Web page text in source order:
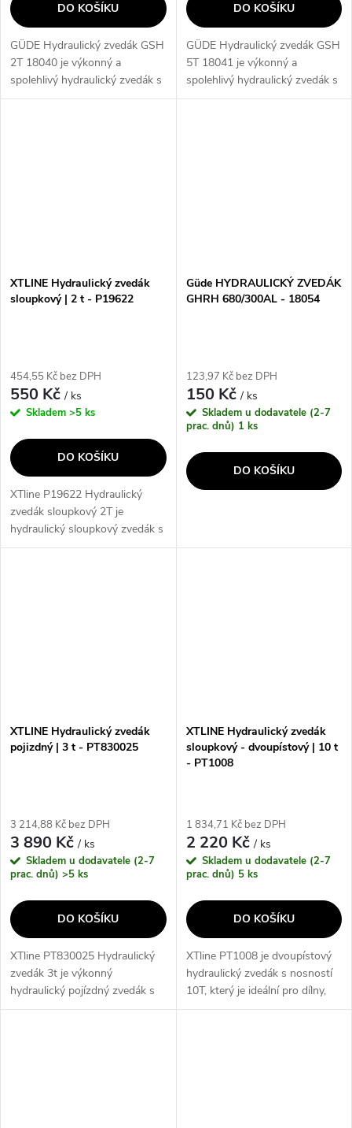
DO KOŠÍKU
GÜDE Hydraulický zvedák GSH
2T 18040 je výkonný a
spolehlivý hydraulický zvedák s
nosností 2 tuny. Jeho klíčovými
DO KOŠÍKU
GÜDE Hydraulický zvedák GSH
5T 18041 je výkonný a
spolehlivý hydraulický zvedák s
nosností 5 tun. Jeho hlavními
XTLINE Hydraulický zvedák
sloupkový | 2 t - P19622
454,55 Kč bez DPH
550 Kč/ ks
Skladem >5 ks
DO KOŠÍKU
XTline P19622 Hydraulický
zvedák sloupkový 2T je
hydraulický sloupkový zvedák s
nosností 2 t, který je ideální pro
Güde HYDRAULICKÝ ZVEDÁK
GHRH 680/300AL - 18054
123,97 Kč bez DPH
150 Kč/ ks
Skladem u dodavatele (2-7
prac. dnů) 1 ks
DO KOŠÍKU
XTLINE Hydraulický zvedák
pojizdný | 3 t - PT830025
3 214,88 Kč bez DPH
3 890 Kč/ ks
Skladem u dodavatele (2-7
prac. dnů) >5 ks
DO KOŠÍKU
XTline PT830025 Hydraulický
zvedák 3t je výkonný
hydraulický pojízdný zvedák s
nosností až 3 tuny. S větší
XTLINE Hydraulický zvedák
sloupkový - dvoupístový | 10 t
- PT1008
1 834,71 Kč bez DPH
2 220 Kč/ ks
Skladem u dodavatele (2-7
prac. dnů) 5 ks
DO KOŠÍKU
XTline PT1008 je dvoupístový
hydraulický zvedák s nosností
10T, který je ideální pro dílny,
garáže a další aplikace. Díky